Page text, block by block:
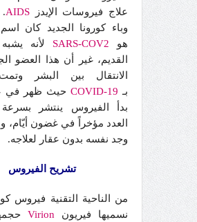
علاج فيروسات الإيدز AIDS
.
وباء كورونا الجديد كان
هو SARS-COV2 لأنه
القديم، غير أن هذا العضو
الانتقال بين البشر
بـ COVID-19
بدأ الفيروس ينتشر
العدد مؤخراً في غضون أيّام،
وجد نفسه بدون عقار لعلاجه.
تشريح الفيروس
من الناحية التقنية فيروس
نسميها فيريون Virion